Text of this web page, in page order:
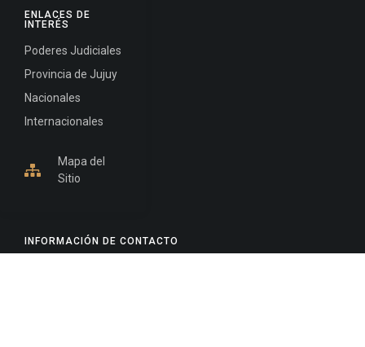
INFORMACIÓN DE CONTACTO
ENLACES DE
INTERÉS
Poderes Judiciales
Provincia de Jujuy
Nacionales
Internacionales
Mapa del
Sitio